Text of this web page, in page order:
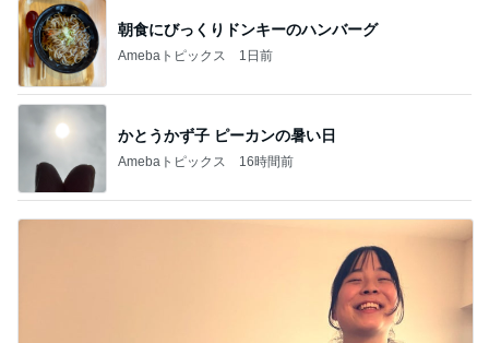
朝食にびっくりドンキーのハンバーグ
Amebaトピックス 1日前
かとうかず子 ピーカンの暑い日
Amebaトピックス 16時間前